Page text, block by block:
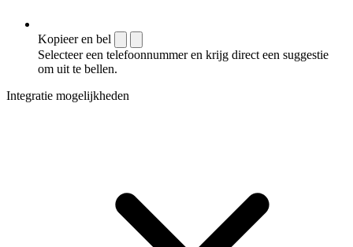
Kopieer en bel
Selecteer een telefoonnummer en krijg direct een suggestie
om uit te bellen.
Integratie mogelijkheden